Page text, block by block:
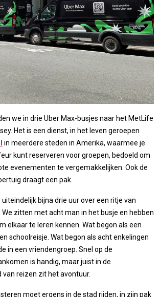
we in drie Uber Max-busjes naar het MetLife
Het is een dienst, in het leven geroepen
in meerdere steden in Amerika, waarmee je
kunt reserveren voor groepen, bedoeld om
evenementen te vergemakkelijken. Ook de
draagt een pak.
bijna drie uur over een ritje van
zitten met acht man in het busje en hebben
elkaar te leren kennen. Wat begon als een
schoolreisje. Wat begon als acht enkelingen
in een vriendengroep. Snel op de
is handig, maar juist in de
van reizen zit het avontuur.
moet ergens in de stad rijden, in zijn pak